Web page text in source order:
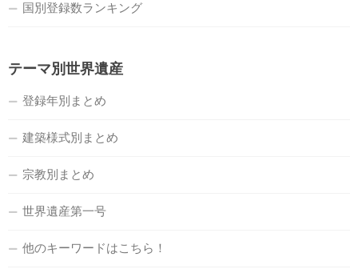
国別登録数ランキング
テーマ別世界遺産
登録年別まとめ
建築様式別まとめ
宗教別まとめ
世界遺産第一号
他のキーワードはこちら！